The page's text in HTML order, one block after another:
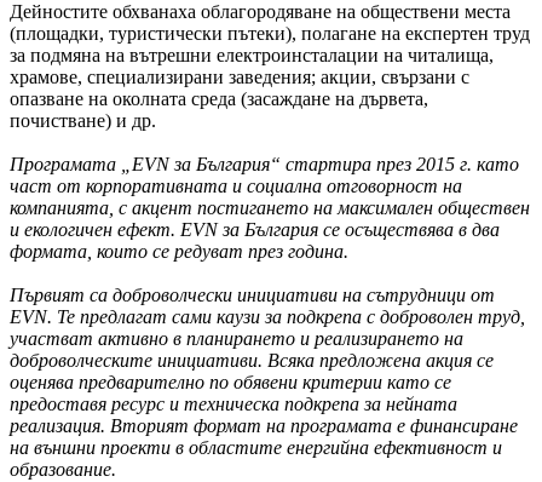
Дейностите обхванаха облагородяване на обществени места
(площадки, туристически пътеки), полагане на експертен труд
за подмяна на вътрешни електроинсталации на читалища,
храмове, специализирани заведения; акции, свързани с
опазване на околната среда (засаждане на дървета,
почистване) и др.
Програмата „EVN за България“ стартира през 2015 г. като
част от корпоративната и социална отговорност на
компанията, с акцент постигането на максимален обществен
и екологичен ефект. EVN за България се осъществява в два
формата, които се редуват през година.
Първият са доброволчески инициативи на сътрудници от
EVN. Те предлагат сами каузи за подкрепа с доброволен труд,
участват активно в планирането и реализирането на
доброволческите инициативи. Всяка предложена акция се
оценява предварително по обявени критерии като се
предоставя ресурс и техническа подкрепа за нейната
реализация. Вторият формат на програмата е финансиране
на външни проекти в областите енергийна ефективност и
образование.